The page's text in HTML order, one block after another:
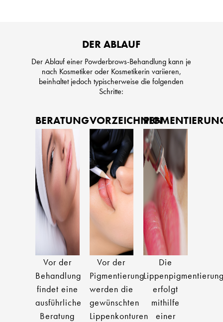
DER ABLAUF
Der Ablauf einer Powderbrows-Behandlung kann je
nach Kosmetiker oder Kosmetikerin variieren,
beinhaltet jedoch typischerweise die folgenden
Schritte:
BERATUNG
Vor der
Behandlung
findet eine
ausführliche
Beratung
VORZEICHNEN
Vor der
Pigmentierung
werden die
gewünschten
Lippenkonturen
Die
erfolgt
mithilfe
einer